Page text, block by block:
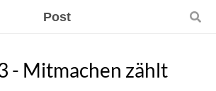
Post
- Mitmachen zählt